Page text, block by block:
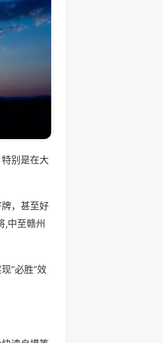
别是在大
，甚至好
,中至赣州
“必胜”效